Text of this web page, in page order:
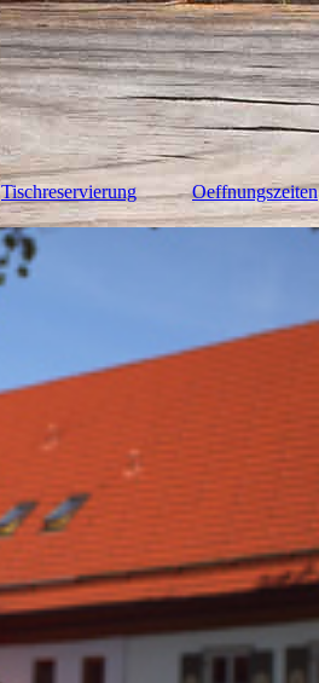
Tischreservierung Oeffnungszeiten